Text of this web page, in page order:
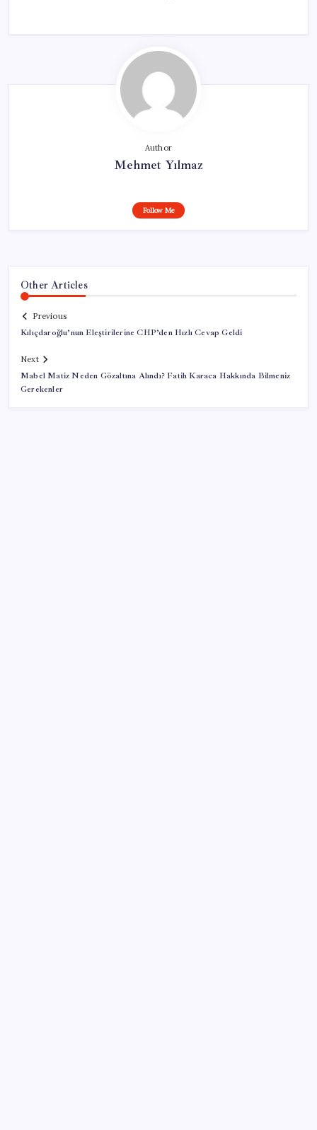
Author
Mehmet Yılmaz
Follow Me
Other Articles
Previous
Kılıçdaroğlu’nun Eleştirilerine CHP’den Hızlı Cevap Geldi
Next
Mabel Matiz Neden Gözaltına Alındı? Fatih Karaca Hakkında Bilmeniz
Gerekenler